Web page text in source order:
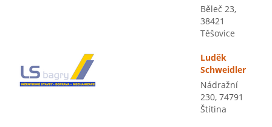
Běleč 23,
38421
Těšovice
Luděk
Schweidler
Nádražní
230, 74791
Štítina